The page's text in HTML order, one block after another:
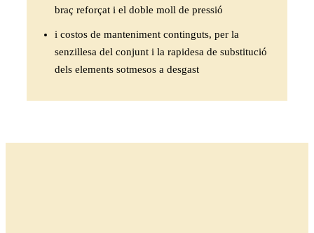
braç reforçat i el doble moll de pressió
i costos de manteniment continguts, per la
senzillesa del conjunt i la rapidesa de substitució
dels elements sotmesos a desgast